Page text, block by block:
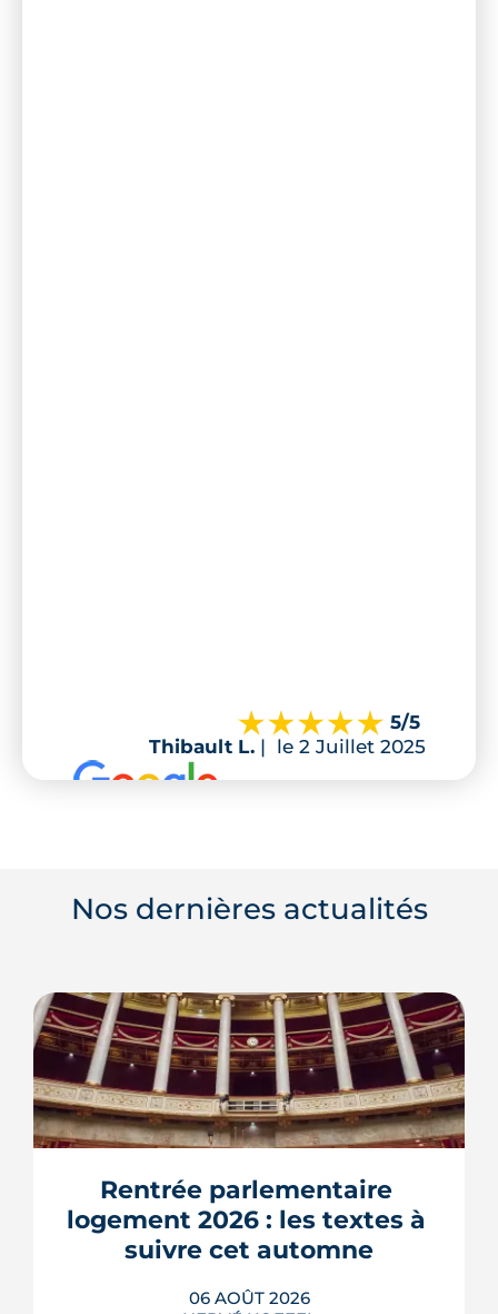
5/5
Thibault L. | le 2 Juillet 2025
Nos dernières actualités
Rentrée parlementaire
logement 2026 : les textes à
suivre cet automne
06 AOÛT 2026